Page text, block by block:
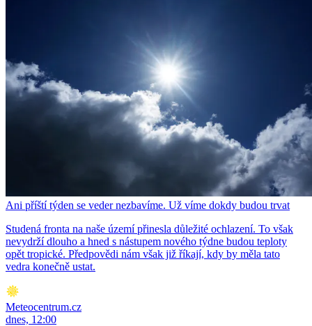
Ani příští týden se veder nezbavíme. Už víme dokdy budou trvat
Studená fronta na naše území přinesla důležité ochlazení. To však
nevydrží dlouho a hned s nástupem nového týdne budou teploty
opět tropické. Předpovědi nám však již říkají, kdy by měla tato
vedra konečně ustat.
Meteocentrum.cz
dnes, 12:00